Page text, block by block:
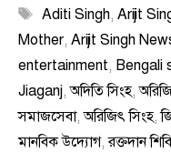
Tags
Aditi Singh, Arijit
Mother, Arijit Singh
entertainment, Bengali
Jiaganj,অদিতি সিংহ,
সমাজসেবা,অরিজিৎ সিংহ,
মানবিক উদ্যোগ,রক্তদান